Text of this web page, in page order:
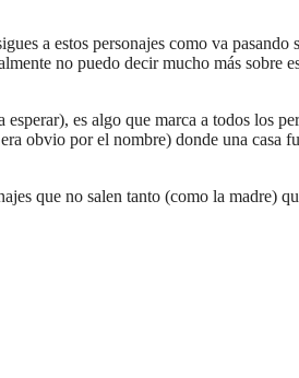
a estos personajes como va pasando
no puedo decir mucho más sobre
es algo que marca a todos los
obvio por el nombre) donde una casa
que no salen tanto (como la madre)